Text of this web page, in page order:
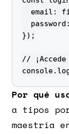
Por qué
a tipos
maestría